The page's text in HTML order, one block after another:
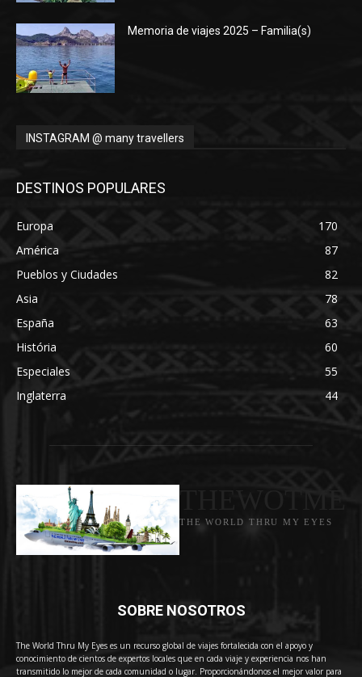
Memoria de viajes 2025 – Familia(s)
INSTAGRAM @ many travellers
DESTINOS POPULARES
Europa
170
América
87
Pueblos y Ciudades
82
Asia
78
España
63
História
60
Especiales
55
Inglaterra
44
THE WORLD THRU MY EYES
SOBRE NOSOTROS
The World Thru My Eyes es un recurso global de viajes fortalecida con el apoyo y
conocimiento de cientos de expertos locales que en cada viaje y experiencia nos han
transmitido lo mejor de cada comunidad o lugar. Proporcionándonos el mejor valor para